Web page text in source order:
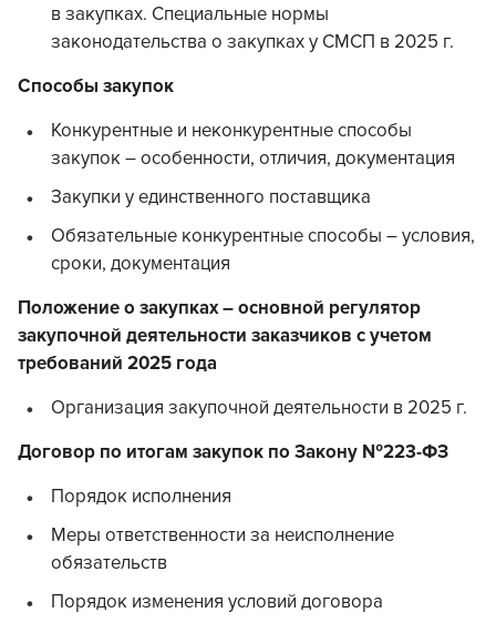
в закупках. Специальные нормы
законодательства о закупках у СМСП в 2025 г.
Способы закупок
Конкурентные и неконкурентные способы
закупок – особенности, отличия, документация
Закупки у единственного поставщика
Обязательные конкурентные способы – условия,
сроки, документация
Положение о закупках – основной регулятор
закупочной деятельности заказчиков с учетом
требований 2025 года
Организация закупочной деятельности в 2025 г.
Договор по итогам закупок по Закону №223-ФЗ
Порядок исполнения
Меры ответственности за неисполнение
обязательств
Порядок изменения условий договора